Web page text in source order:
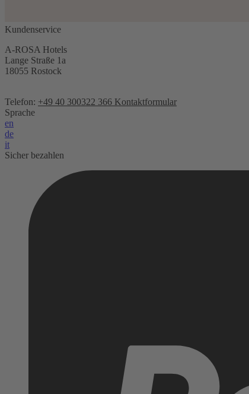
Kundenservice
A-ROSA Hotels
Lange Straße 1a
18055 Rostock
Telefon: +49 40 300322 366 Kontaktformular
Sprache
en
de
it
Sicher bezahlen